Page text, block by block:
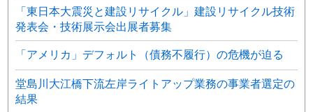
「東日本大震災と建設リサイクル」建設リサイクル技術
発表会・技術展示会出展者募集
「アメリカ」デフォルト（債務不履行）の危機が迫る
堂島川大江橋下流左岸ライトアップ業務の事業者選定の
結果